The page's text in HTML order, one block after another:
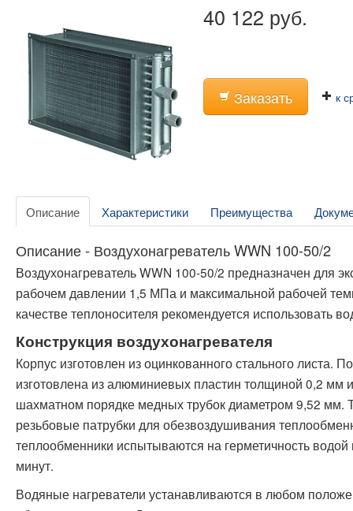
40 122 руб.
Заказать к
Описание Характеристики Преимущества
Описание - Воздухонагреватель WWN 100-50/2
Воздухонагреватель WWN 100-50/2 предназначен для
рабочем давлении 1,5 МПа и максимальной рабочей
качестве теплоносителя рекомендуется использовать
Конструкция воздухонагревателя
Корпус изготовлен из оцинкованного стального листа.
изготовлена из алюминиевых пластин толщиной 0,2 мм
шахматном порядке медных трубок диаметром 9,52 мм.
резьбовые патрубки для обезвоздушивания
теплообменники испытываются на герметичность
минут.
Водяные нагреватели устанавливаются в любом